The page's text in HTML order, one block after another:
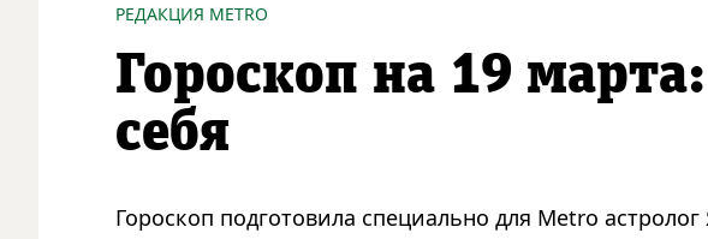
РЕДАКЦИЯ METRO
Гороскоп на 19
себя
Гороскоп подготовила специально для Metro